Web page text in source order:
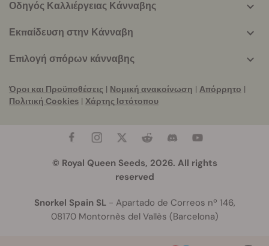
Οδηγός Καλλιέργειας Κάνναβης
Εκπαίδευση στην Κάνναβη
Επιλογή σπόρων κάνναβης
Όροι και Προϋποθέσεις | Νομική ανακοίνωση | Απόρρητο |
Πολιτική Cookies | Χάρτης Ιστότοπου
© Royal Queen Seeds, 2026. All rights
reserved
Snorkel Spain SL- Apartado de Correos nº 146,
08170 Montornès del Vallès (Barcelona)